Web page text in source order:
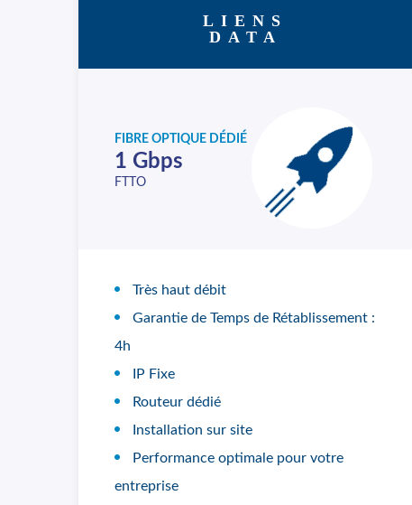
LIENS
DATA
FIBRE OPTIQUE DÉDIÉ
1 Gbps
FTTO
Très haut débit
Garantie de Temps de Rétablissement :
4h
IP Fixe
Routeur dédié
Installation sur site
Performance optimale pour votre
entreprise